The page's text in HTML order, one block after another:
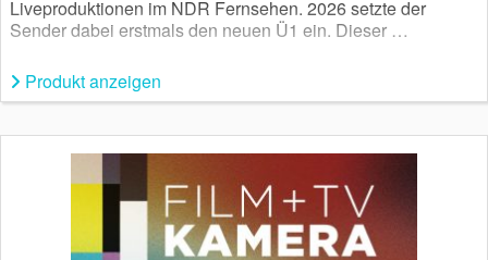
Liveproduktionen im NDR Fernsehen. 2026 setzte der
Sender dabei erstmals den neuen Ü1 ein. Dieser …
Produkt anzeigen